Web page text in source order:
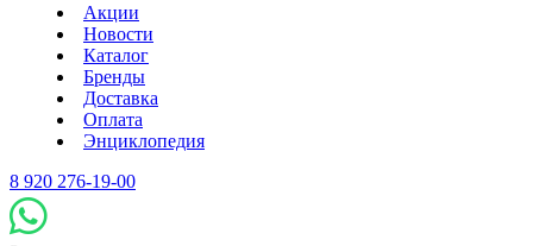
Акции
Новости
Каталог
Бренды
Доставка
Оплата
Энциклопедия
8 920 276-19-00